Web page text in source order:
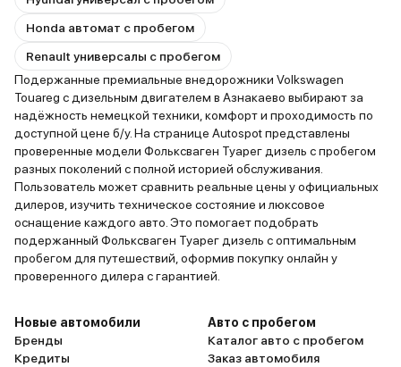
Honda автомат с пробегом
Renault универсалы с пробегом
Подержанные премиальные внедорожники Volkswagen
Touareg с дизельным двигателем в Азнакаево выбирают за
надёжность немецкой техники, комфорт и проходимость по
доступной цене б/у. На странице Autospot представлены
проверенные модели Фольксваген Туарег дизель с пробегом
разных поколений с полной историей обслуживания.
Пользователь может сравнить реальные цены у официальных
дилеров, изучить техническое состояние и люксовое
оснащение каждого авто. Это помогает подобрать
подержанный Фольксваген Туарег дизель с оптимальным
пробегом для путешествий, оформив покупку онлайн у
проверенного дилера с гарантией.
Новые автомобили
Бренды
Кредиты
Авто с пробегом
Каталог авто с пробегом
Заказ автомобиля